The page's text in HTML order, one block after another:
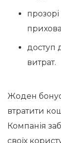
доступ
витрат.
Жоден
втратити
Компанія
своїх